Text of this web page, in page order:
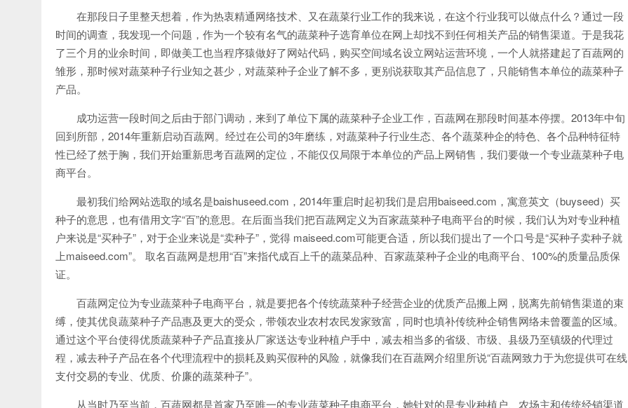
在那段日子里整天想着，作为热衷精通网络技术、又在蔬菜行业工作的我来说，在这个行业我可以做点什么？通过一段
时间的调查，我发现一个问题，作为一个较有名气的蔬菜种子选育单位在网上却找不到任何相关产品的销售渠道。于是我花
了三个月的业余时间，即做美工也当程序猿做好了网站代码，购买空间域名设立网站运营环境，一个人就搭建起了百蔬网的
雏形，那时候对蔬菜种子行业知之甚少，对蔬菜种子企业了解不多，更别说获取其产品信息了，只能销售本单位的蔬菜种子
产品。
成功运营一段时间之后由于部门调动，来到了单位下属的蔬菜种子企业工作，百蔬网在那段时间基本停摆。2013年中旬
回到所部，2014年重新启动百蔬网。经过在公司的3年磨练，对蔬菜种子行业生态、各个蔬菜种企的特色、各个品种特征特
性已经了然于胸，我们开始重新思考百蔬网的定位，不能仅仅局限于本单位的产品上网销售，我们要做一个专业蔬菜种子电
商平台。
最初我们给网站选取的域名是baishuseed.com，2014年重启时起初我们是启用baiseed.com，寓意英文（buyseed）买
种子的意思，也有借用文字“百”的意思。在后面当我们把百蔬网定义为百家蔬菜种子电商平台的时候，我们认为对专业种植
户来说是“买种子”，对于企业来说是“卖种子”，觉得 maiseed.com可能更合适，所以我们提出了一个口号是“买种子卖种子就
上maiseed.com”。 取名百蔬网是想用“百”来指代成百上千的蔬菜品种、百家蔬菜种子企业的电商平台、100%的质量品质保
证。
百蔬网定位为专业蔬菜种子电商平台，就是要把各个传统蔬菜种子经营企业的优质产品搬上网，脱离先前销售渠道的束
缚，使其优良蔬菜种子产品惠及更大的受众，带领农业农村农民发家致富，同时也填补传统种企销售网络未曾覆盖的区域。
通过这个平台使得优质蔬菜种子产品直接从厂家送达专业种植户手中，减去相当多的省级、市级、县级乃至镇级的代理过
程，减去种子产品在各个代理流程中的损耗及购买假种的风险，就像我们在百蔬网介绍里所说“百蔬网致力于为您提供可在线
支付交易的专业、优质、价廉的蔬菜种子”。
从当时乃至当前，百蔬网都是首家乃至唯一的专业蔬菜种子电商平台，她针对的是专业种植户、农场主和传统经销渠道